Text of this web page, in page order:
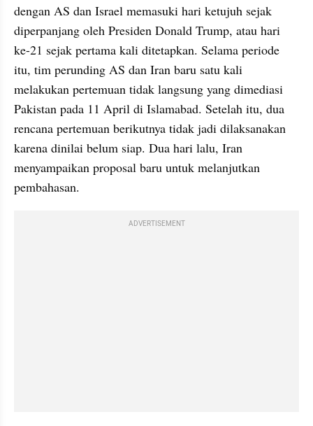
dengan AS dan Israel memasuki hari ketujuh sejak
diperpanjang oleh Presiden Donald Trump, atau hari
ke-21 sejak pertama kali ditetapkan. Selama periode
itu, tim perunding AS dan Iran baru satu kali
melakukan pertemuan tidak langsung yang dimediasi
Pakistan pada 11 April di Islamabad. Setelah itu, dua
rencana pertemuan berikutnya tidak jadi dilaksanakan
karena dinilai belum siap. Dua hari lalu, Iran
menyampaikan proposal baru untuk melanjutkan
pembahasan.
ADVERTISEMENT